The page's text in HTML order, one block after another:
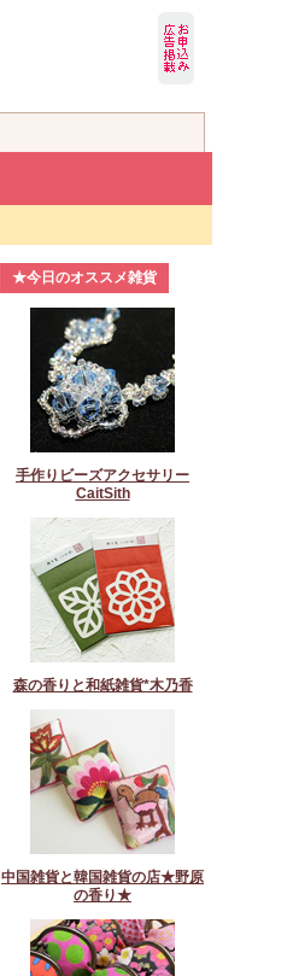
★今日のオススメ雑貨
手作りビーズアクセサリー
CaitSith
森の香りと和紙雑貨*木乃香
中国雑貨と韓国雑貨の店★野原
の香り★